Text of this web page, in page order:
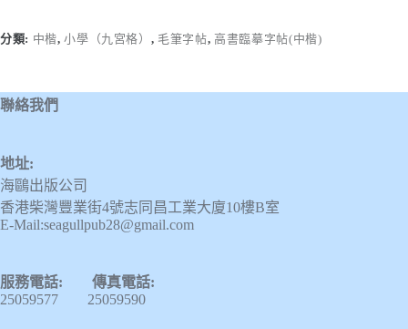
帖
冊)
數
分類: 中楷,小學（九宮格） , 毛筆字帖,高書臨摹字帖(中楷)
聯絡我們
地址:
海鷗出版公司
香港柴灣豐業街4號志同昌工業大廈10樓B室
E-Mail:seagullpub28@gmail.com
服務電話: 傳真電話:
25059577 25059590